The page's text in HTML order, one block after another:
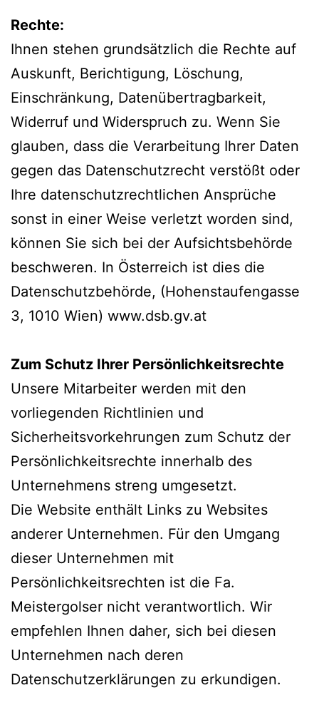
Rechte:
Ihnen stehen grundsätzlich die Rechte auf
Auskunft, Berichtigung, Löschung,
Einschränkung, Datenübertragbarkeit,
Widerruf und Widerspruch zu. Wenn Sie
glauben, dass die Verarbeitung Ihrer Daten
gegen das Datenschutzrecht verstößt oder
Ihre datenschutzrechtlichen Ansprüche
sonst in einer Weise verletzt worden sind,
können Sie sich bei der Aufsichtsbehörde
beschweren. In Österreich ist dies die
Datenschutzbehörde, (Hohenstaufengasse
3, 1010 Wien) www.dsb.gv.at
Zum Schutz Ihrer Persönlichkeitsrechte
Unsere Mitarbeiter werden mit den
vorliegenden Richtlinien und
Sicherheitsvorkehrungen zum Schutz der
Persönlichkeitsrechte innerhalb des
Unternehmens streng umgesetzt.
Die Website enthält Links zu Websites
anderer Unternehmen. Für den Umgang
dieser Unternehmen mit
Persönlichkeitsrechten ist die Fa.
Meistergolser nicht verantwortlich. Wir
empfehlen Ihnen daher, sich bei diesen
Unternehmen nach deren
Datenschutzerklärungen zu erkundigen.